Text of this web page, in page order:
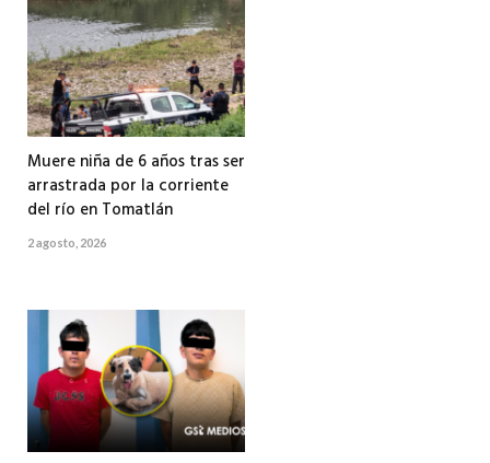
Muere niña de 6 años tras ser
arrastrada por la corriente
del río en Tomatlán
2 agosto, 2026